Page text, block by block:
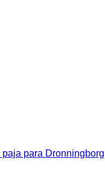
para Dronningborg